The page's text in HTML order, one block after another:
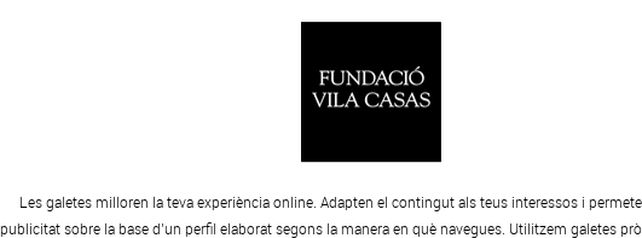
Les galetes milloren la teva experiència online. Adapten el contingut als teus interessos i
publicitat sobre la base d’un perfil elaborat segons la manera en què navegues. Utilitzem galetes